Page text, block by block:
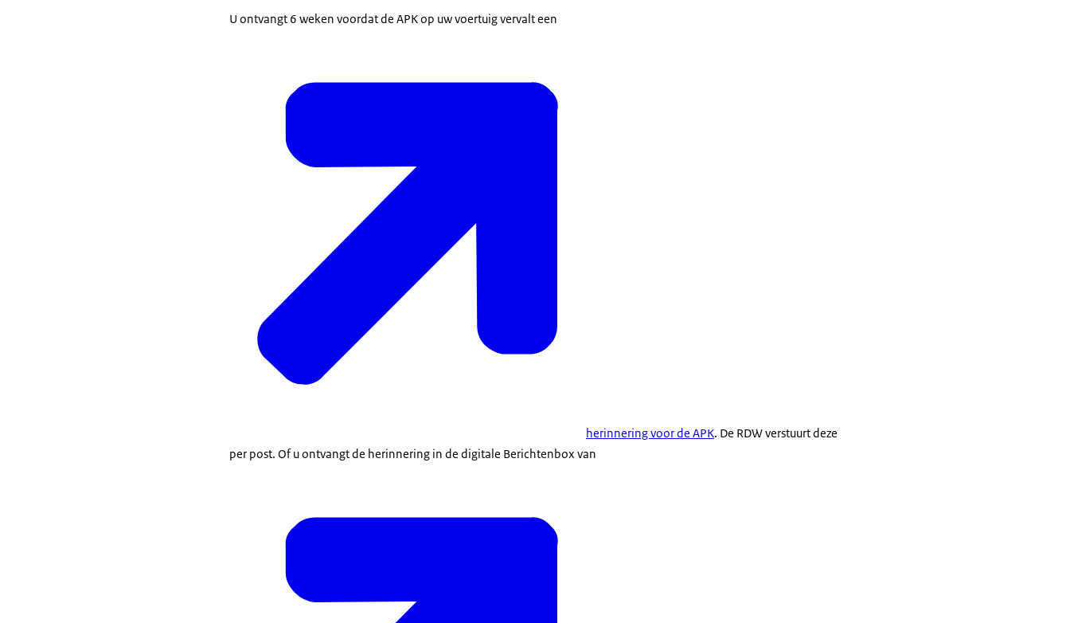
U ontvangt 6 weken voordat de APK op uw voertuig vervalt een
herinnering voor de APK. De RDW verstuurt deze
per post. Of u ontvangt de herinnering in de digitale Berichtenbox van